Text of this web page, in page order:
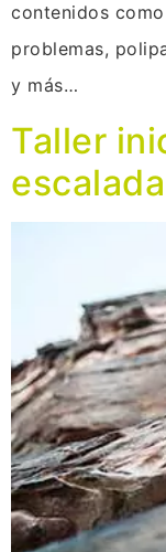
contenidos
problemas,
y más…
Taller